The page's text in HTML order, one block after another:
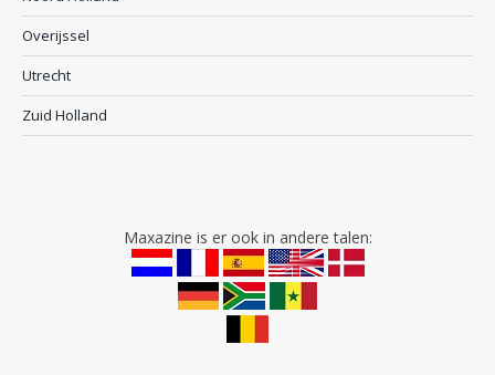
Overijssel
Utrecht
Zuid Holland
Maxazine is er ook in andere talen: